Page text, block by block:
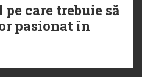
care trebuie să
pasionat în